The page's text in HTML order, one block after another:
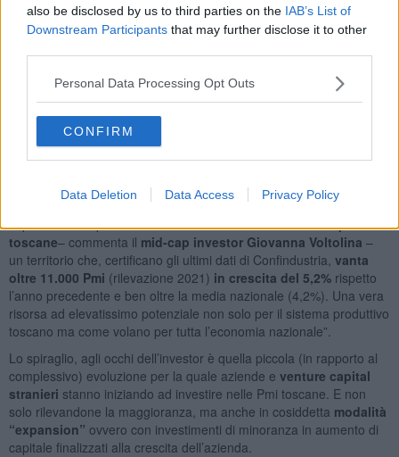
also be disclosed by us to third parties on the IAB’s List of
Downstream Participants that may further disclose it to other
Personal Data Processing Opt Outs
CONFIRM
Data Deletion Data Access Privacy Policy
L'infografica sugli investimenti esteri
investimenti
stranierinelle aziende del territorio, e soprattutto nelle PMI: nel
2022 sono335 le aziende industriali con presenza straniera
crescita del+34%rispetto alle 250 rilevate nel 2017 - e di queste
sono quelle nelle quali un singolo azionista estero ha la
maggioranza assoluta (dato in crescita rispetto alle 170 contate nel
“In realtà sono numeri molto contenuti e significativamente depressi
rispetto al vero potenziale diattrattivitàdel tessuto di imprese
toscane– commenta il mid-cap investor Giovanna Voltolina –
un territorio che, certificano gli ultimi dati di Confindustria, vanta
oltre 11.000 Pmi (rilevazione 2021) in crescita del 5,2% rispetto
l’anno precedente e ben oltre la media nazionale (4,2%). Una vera
risorsa ad elevatissimo potenziale non solo per il sistema produttivo
toscano ma come volano per tutta l’economia nazionale”.
Lo spiraglio, agli occhi dell’investor è quella piccola (in rapporto al
complessivo) evoluzione per la quale aziende e venture capital
stranieri stanno iniziando ad investire nelle Pmi toscane. E non
solo rilevandone la maggioranza, ma anche in cosiddetta modalità
“expansion” ovvero con investimenti di minoranza in aumento di
capitale finalizzati alla crescita dell’azienda.